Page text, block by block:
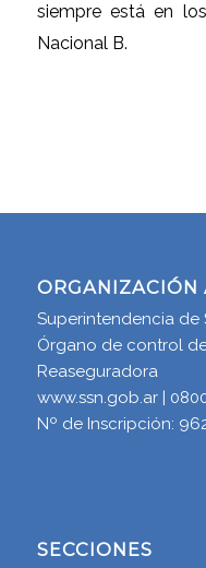
siempre está en
Nacional B.
ORGANIZACIÓN
Superintendencia de
Órgano de control
Reaseguradora
www.ssn.gob.ar |
Nº de Inscripción:
SECCIONES